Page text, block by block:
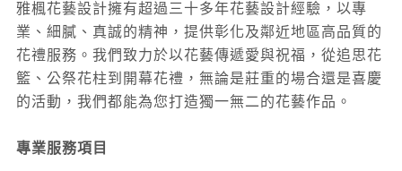
雅楓花藝設計擁有超過三十多年花藝設計經驗，以專
業、細膩、真誠的精神，提供彰化及鄰近地區高品質的
花禮服務。我們致力於以花藝傳遞愛與祝福，從追思花
籃、公祭花柱到開幕花禮，無論是莊重的場合還是喜慶
的活動，我們都能為您打造獨一無二的花藝作品。
專業服務項目